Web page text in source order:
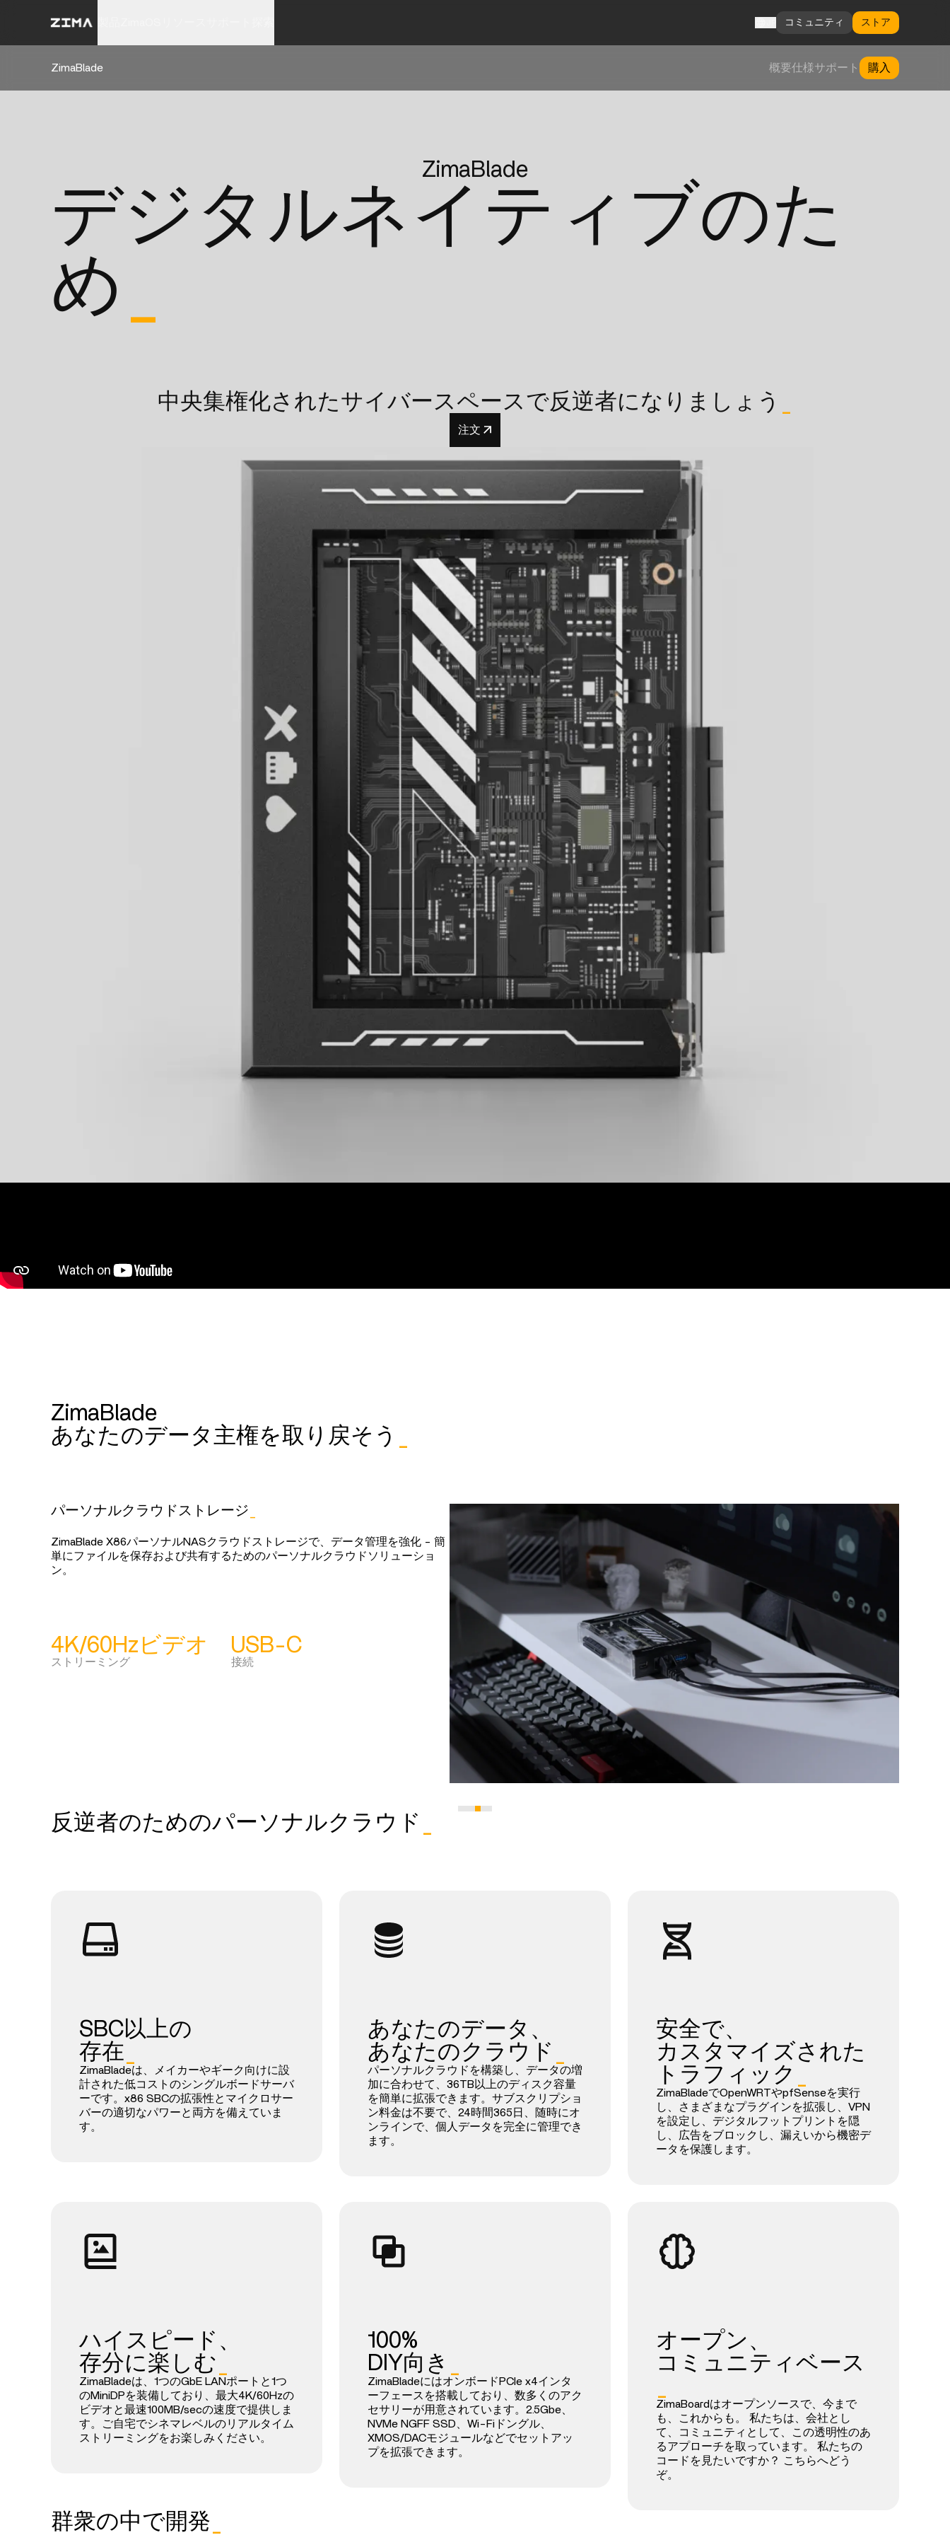
コミュニティ ストア
ZimaBlade 概要仕様サポート 購入
ZimaBlade
デジタルネイティブのた
め
中央集権化されたサイバースペースで反逆者になりましょう
注文
ZimaBlade
あなたのデータ主権を取り戻そう
パーソナルクラウドストレージ
ZimaBlade X86パーソナルNASクラウドストレージで、データ管理を強化 - 簡
単にファイルを保存および共有するためのパーソナルクラウドソリューショ
ン。
4K/60Hzビデオ
ストリーミング
USB-C
接続
反逆者のためのパーソナルクラウド
SBC以上の
存在
ZimaBladeは、メイカーやギーク向けに設
計された低コストのシングルボードサーバ
ーです。x86 SBCの拡張性とマイクロサー
バーの適切なパワーと両方を備えていま
す。
あなたのデータ、
あなたのクラウド
パーソナルクラウドを構築し、データの増
加に合わせて、36TB以上のディスク容量
を簡単に拡張できます。サブスクリプショ
ン料金は不要で、24時間365日、随時にオ
ンラインで、個人データを完全に管理でき
ます。
安全で、
カスタマイズされた
トラフィック
ZimaBladeでOpenWRTやpfSenseを実行
し、さまざまなプラグインを拡張し、VPN
を設定し、デジタルフットプリントを隠
し、広告をブロックし、漏えいから機密デ
ータを保護します。
ハイスピード、
存分に楽しむ
ZimaBladeは、1つのGbE LANポートと1つ
のMiniDPを装備しており、最大4K/60Hzの
ビデオと最速100MB/secの速度で提供しま
す。ご自宅でシネマレベルのリアルタイム
ストリーミングをお楽しみください。
100%
DIY向き
ZimaBladeにはオンボードPCIe x4インタ
ーフェースを搭載しており、数多くのアク
セサリーが用意されています。2.5Gbe、
NVMe NGFF SSD、Wi-Fiドングル、
XMOS/DACモジュールなどでセットアッ
プを拡張できます。
オープン、
コミュニティベース
ZimaBoardはオープンソースで、今まで
も、これからも。 私たちは、会社とし
て、コミュニティとして、この透明性のあ
るアプローチを取っています。 私たちの
コードを見たいですか？ こちらへどう
ぞ。
群衆の中で開発